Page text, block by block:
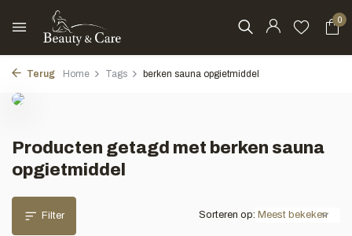
0
Terug Home Tags berken sauna opgietmiddel
Producten getagd met berken sauna
opgietmiddel
Filter Sorteren op: